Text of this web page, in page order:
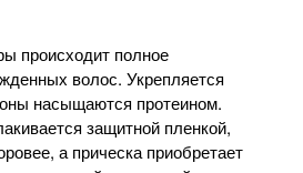
происходит полное
волос. Укрепляется
насыщаются протеином.
защитной пленкой,
а прическа приобретает